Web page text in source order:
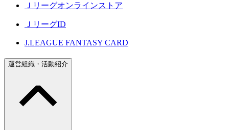
Ｊリーグオンラインストア
ＪリーグID
J.LEAGUE FANTASY CARD
運営組織・活動紹介